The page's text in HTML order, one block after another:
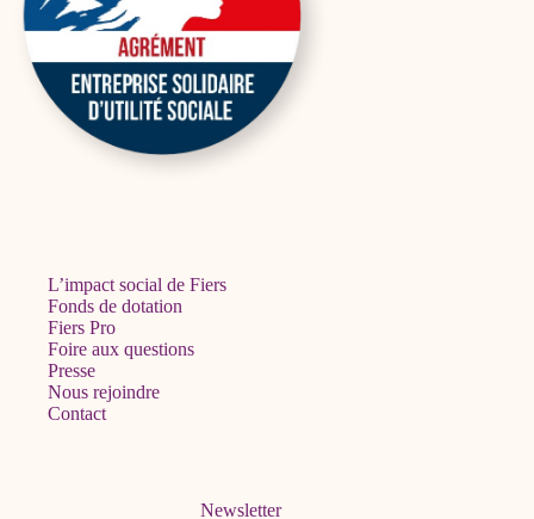
L’impact social de Fiers
Fonds de dotation
Fiers Pro
Foire aux questions
Presse
Nous rejoindre
Contact
Newsletter